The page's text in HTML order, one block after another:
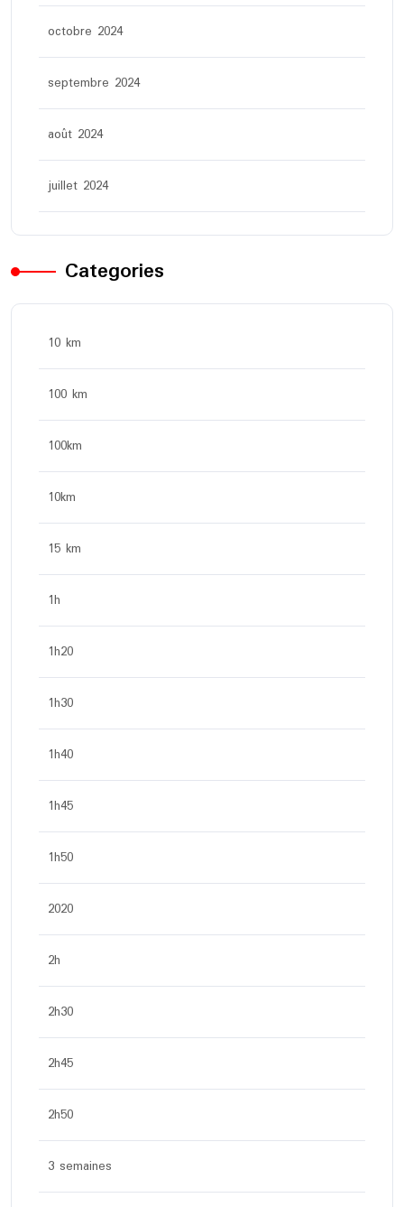
octobre 2024
septembre 2024
août 2024
juillet 2024
Categories
10 km
100 km
100km
10km
15 km
1h
1h20
1h30
1h40
1h45
1h50
2020
2h
2h30
2h45
2h50
3 semaines